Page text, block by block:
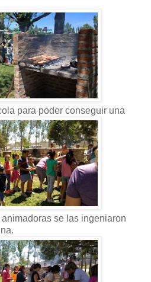
para poder conseguir una
se las ingeniaron